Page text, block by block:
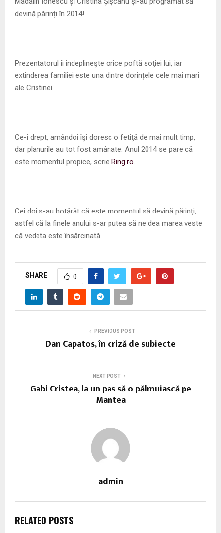
U
devină părinți în 2014!
Prezentatorul îi îndeplineşte orice poftă soţiei lui, iar
extinderea familiei este una dintre dorințele cele mai mari
ale Cristinei.
Ce-i drept, amândoi îşi doresc o fetiţă de mai mult timp,
dar planurile au tot fost amânate. Anul 2014 se pare că
este momentul propice, scrie Ring.ro
Cei doi s-au hotărât că este momentul să devină părinți,
astfel că la finele anului s-ar putea să ne dea marea veste
că vedeta este însărcinată.
SHARE 0
PREVIOUS POST
Dan Capatos, în criză de subiecte
NEXT POST
Gabi Cristea, la un pas să o pălmuiască pe
Mantea
admin
RELATED POSTS